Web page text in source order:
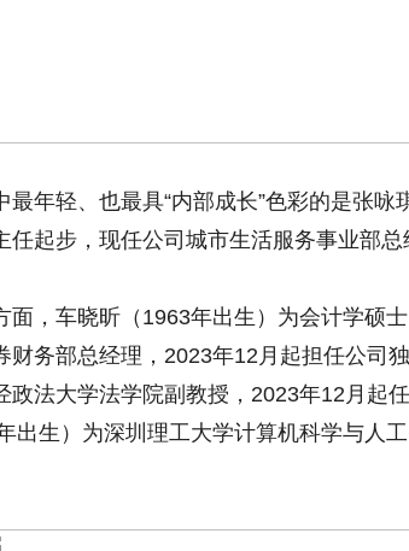
最年轻、也最具“内部成长”色彩的是张
任起步，现任公司城市生活服务事业部总
面，车晓昕（1963年出生）为会计学硕
财务部总经理，2023年12月起担任公司
政法大学法学院副教授，2023年12月起
出生）为深圳理工大学计算机科学与人